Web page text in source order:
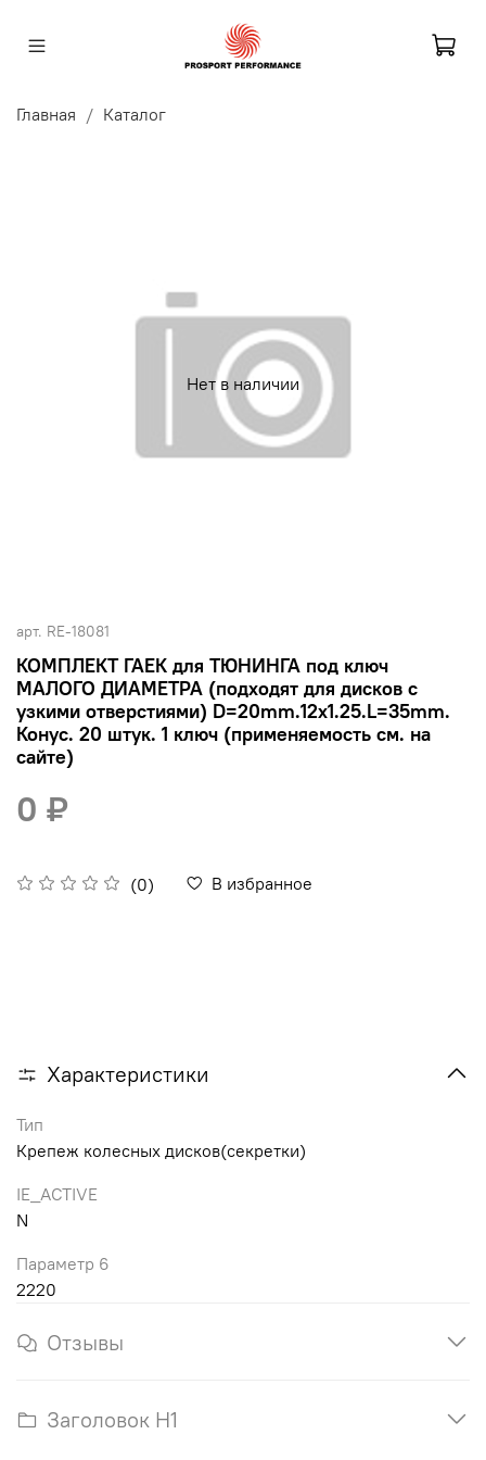
Главная Каталог
Нет в наличии
арт. RE-18081
КОМПЛЕКТ ГАЕК для ТЮНИНГА под ключ
МАЛОГО ДИАМЕТРА (подходят для дисков с
узкими отверстиями) D=20mm.12x1.25.L=35mm.
Конус. 20 штук. 1 ключ (применяемость см. на
сайте)
(0) В избранное
0 ₽
Характеристики
Тип
Крепеж колесных дисков(секретки)
IE_ACTIVE
N
Параметр 6
2220
Отзывы
Заголовок H1